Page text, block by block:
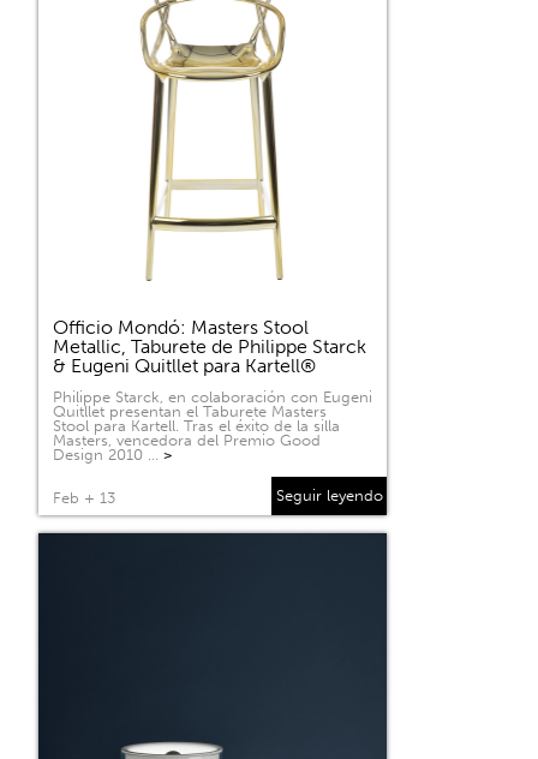
Officio Mondó: Masters Stool
Metallic, Taburete de Philippe Starck
& Eugeni Quitllet para Kartell®
Philippe Starck, en colaboración con Eugeni
Quitllet presentan el Taburete Masters
Stool para Kartell. Tras el éxito de la silla
Masters, vencedora del Premio Good
Design 2010 … >
Feb + 13 Seguir leyendo